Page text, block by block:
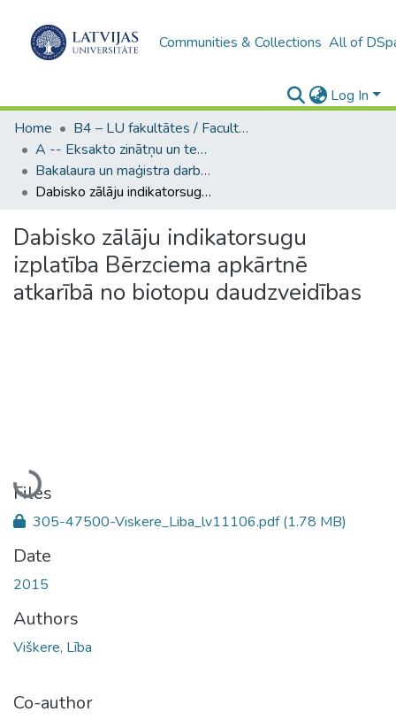
Communities & Collections All of
Log In
Home
B4 – LU fakultātes / Faculties of the UL
A -- Eksakto zinātņu un tehnoloģiju fakultāte / Faculty of Science and Technology
Bakalaura un maģistra darbi (EZTF) / Bachelor's and Master's theses
Dabisko zālāju indikatorsugu izplatība Bērzciema apkārtnē atkarībā no biotopu daudzveidības
Dabisko zālāju indikatorsugu
izplatība Bērzciema apkārtnē
atkarībā no biotopu daudzveidības
Loading...
Files
305-47500-Viskere_Liba_lv11106.pdf(1.78 MB)
Date
2015
Authors
Viškere, Lība
Co-author